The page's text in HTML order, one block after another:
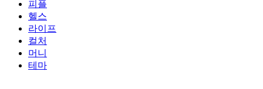
피플
헬스
라이프
컬처
머니
테마